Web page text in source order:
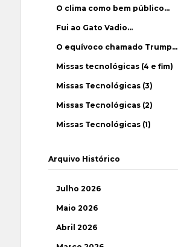
O clima como bem público…
Fui ao Gato Vadio…
O equívoco chamado Trump…
Missas tecnológicas (4 e fim)
Missas Tecnológicas (3)
Missas Tecnológicas (2)
Missas Tecnológicas (1)
Arquivo Histórico
Julho 2026
Maio 2026
Abril 2026